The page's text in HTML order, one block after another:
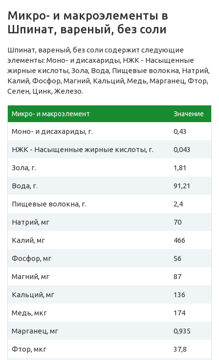
Микро- и макроэлементы в
Шпинат, вареный, без соли
Шпинат, вареный, без соли содержит следующие
элементы: Моно- и дисахариды, НЖК - Насыщенные
жирные кислоты, Зола, Вода, Пищевые волокна, Натрий,
Калий, Фосфор, Магний, Кальций, Медь, Марганец, Фтор,
Селен, Цинк, Железо.
Микро- и макроэлемент Значение
Моно- и дисахариды, г. 0,43
НЖК - Насыщенные жирные кислоты, г. 0,043
Зола, г. 1,81
Вода, г. 91,21
Пищевые волокна, г. 2,4
Натрий, мг 70
Калий, мг 466
Фосфор, мг 56
Магний, мг 87
Кальций, мг 136
Медь, мкг 174
Марганец, мг 0,935
Фтор, мкг 37,8